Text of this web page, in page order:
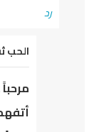
رد
يقول
الحب